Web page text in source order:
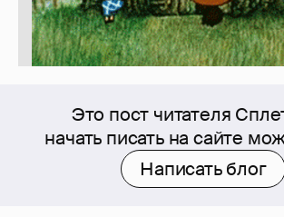
Это пост читателя
начать писать на сайте
Написать блог